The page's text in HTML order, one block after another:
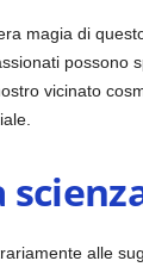
magia di
possono
vicinato
alle